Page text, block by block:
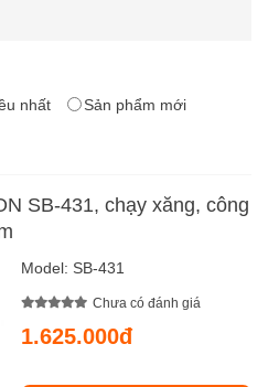
nhất
Sản phẩm mới
SB-431, chạy xăng, công
Model: SB-431
Chưa có đánh giá
1.625.000đ